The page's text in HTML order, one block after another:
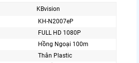
KBvision
KH-N2007eP
FULL HD 1080P
Hồng Ngoại 100m
Thân Plastic